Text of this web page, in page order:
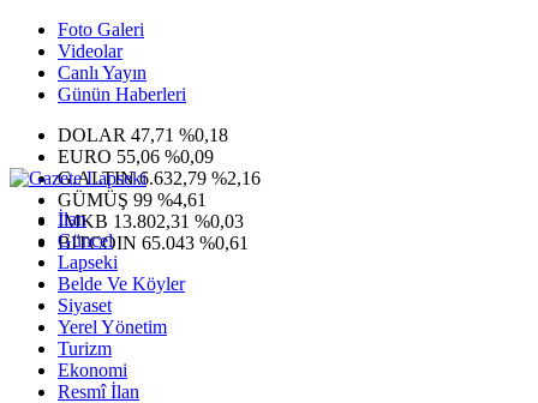
Foto Galeri
Videolar
Canlı Yayın
Günün Haberleri
DOLAR 47,71 %0,18
EURO 55,06 %0,09
G.ALTIN6.632,79 %2,16
GÜMÜŞ 99 %4,61
IMKB 13.802,31 %0,03
BITCOIN 65.043 %0,61
İlan
Güncel
Lapseki
Belde Ve Köyler
Siyaset
Yerel Yönetim
Turizm
Ekonomi
Resmî İlan